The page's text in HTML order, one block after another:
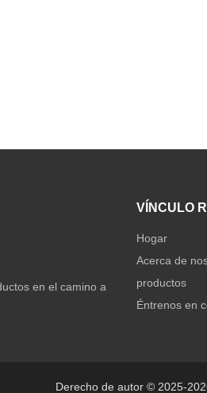
en el camino a
VÍNCULO
Hogar
Acerca de
productos
Éntrenos en
Derecho de autor © 2025-